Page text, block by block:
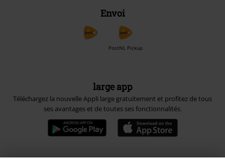
Envoi
PostNL Pickup
large app
Téléchargez la nouvelle Appli large gratuitement et profitez de tous
ses avantages et de toutes ses fonctionnalités.